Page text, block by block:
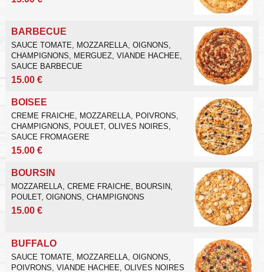
BARBECUE
SAUCE TOMATE, MOZZARELLA, OIGNONS,
CHAMPIGNONS, MERGUEZ, VIANDE HACHEE,
SAUCE BARBECUE
15.00 €
BOISEE
CREME FRAICHE, MOZZARELLA, POIVRONS,
CHAMPIGNONS, POULET, OLIVES NOIRES,
SAUCE FROMAGERE
15.00 €
BOURSIN
MOZZARELLA, CREME FRAICHE, BOURSIN,
POULET, OIGNONS, CHAMPIGNONS
15.00 €
BUFFALO
SAUCE TOMATE, MOZZARELLA, OIGNONS,
POIVRONS, VIANDE HACHEE, OLIVES NOIRES